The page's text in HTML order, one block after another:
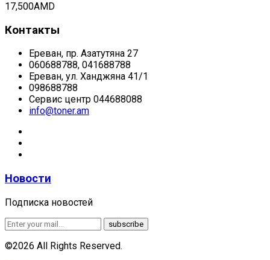
17,500AMD
Контакты
Ереван, пр. Азатутяна 27
060688788, 041688788
Ереван, ул. Ханджяна 41/1
098688788
Сервис центр 044688088
info@toner.am
Новости
Подписка новостей
©2026 All Rights Reserved.